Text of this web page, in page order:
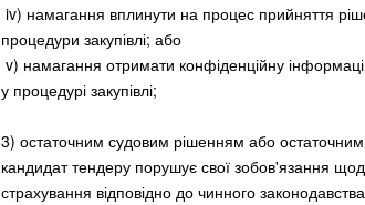
iv) намагання вплинути на процес прийняття
процедури закупівлі; або
v) намагання отримати конфіденційну
у процедурі закупівлі;
3) остаточним судовим рішенням або
кандидат тендеру порушує свої зобов'язання
страхування відповідно до чинного